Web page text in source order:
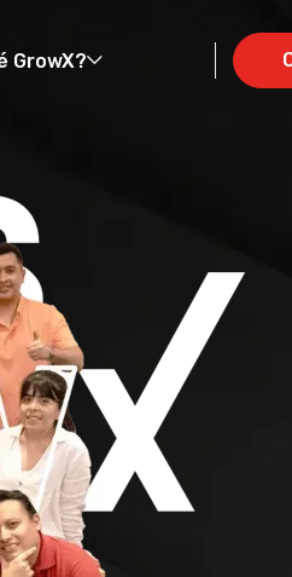
GrowX?